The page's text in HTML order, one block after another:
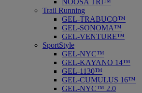
NOOSA TRI™
Trail Running
GEL-TRABUCO™
GEL-SONOMA™
GEL-VENTURE™
SportStyle
GEL-NYC™
GEL-KAYANO 14™
GEL-1130™
GEL-CUMULUS 16™
GEL-NYC™ 2.0